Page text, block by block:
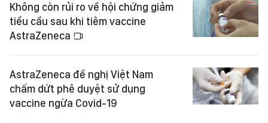
Không còn rủi ro về hội chứng giảm
tiểu cầu sau khi tiêm vaccine
AstraZeneca
AstraZeneca đề nghị Việt Nam
chấm dứt phê duyệt sử dụng
vaccine ngừa Covid-19